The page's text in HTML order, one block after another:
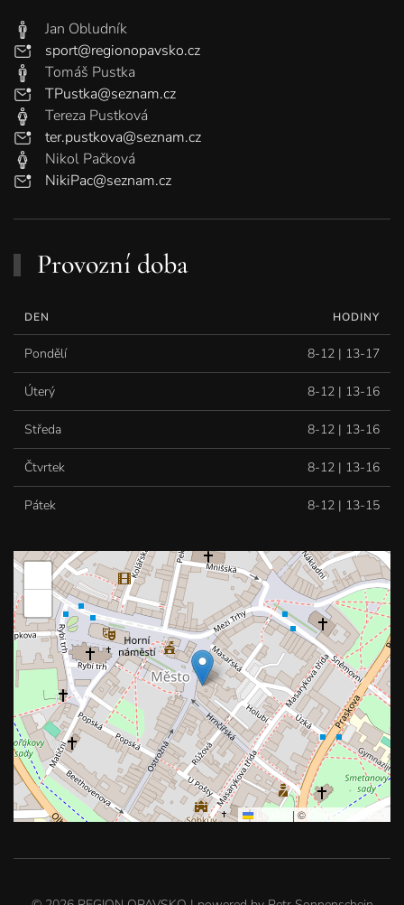
Jan Obludník
sport@regionopavsko.cz
Tomáš Pustka
TPustka@seznam.cz
Tereza Pustková
ter.pustkova@seznam.cz
Nikol Pačková
NikiPac@seznam.cz
Provozní doba
DEN HODINY
Pondělí 8-12 | 13-17
Úterý 8-12 | 13-16
Středa 8-12 | 13-16
Čtvrtek 8-12 | 13-16
Pátek 8-12 | 13-15
Leaflet | © OpenStreetMap